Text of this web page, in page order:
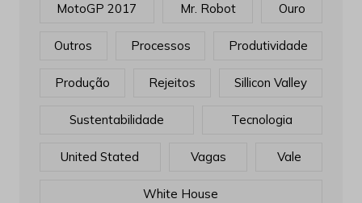
MotoGP 2017 Mr. Robot Ouro
Outros Processos Produtividade
Produção Rejeitos Sillicon Valley
Sustentabilidade Tecnologia
United Stated Vagas Vale
White House